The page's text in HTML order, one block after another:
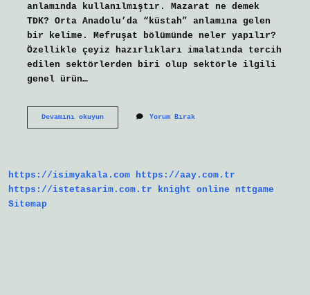
anlamında kullanılmıştır. Mazarat ne demek
TDK? Orta Anadolu’da “küstah” anlamına gelen
bir kelime. Mefruşat bölümünde neler yapılır?
Özellikle çeyiz hazırlıkları imalatında tercih
edilen sektörlerden biri olup sektörle ilgili
genel ürün…
Devamını okuyunMesrufat
Yorum Bırak
https://isimyakala.com https://aay.com.tr
https://istetasarim.com.tr
knight online
nttgame
Sitemap